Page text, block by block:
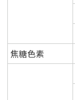
焦糖色素